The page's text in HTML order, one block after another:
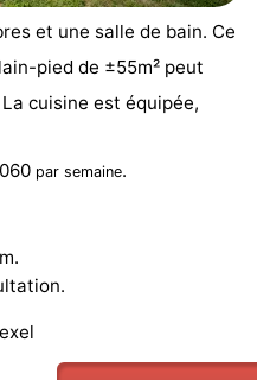
et une salle de bain. Ce
pied de ±55m² peut
cuisine est équipée,
par semaine.